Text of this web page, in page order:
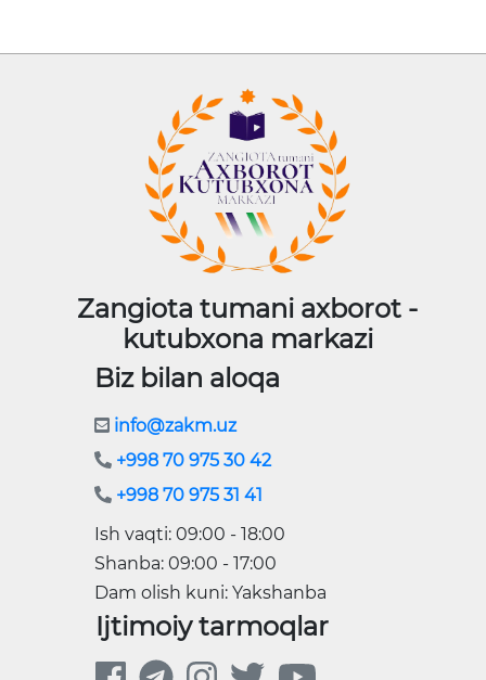
Zangiota tumani axborot -
kutubxona markazi
Biz bilan aloqa
info@zakm.uz
+998 70 975 30 42
+998 70 975 31 41
Ish vaqti: 09:00 - 18:00
Shanba: 09:00 - 17:00
Dam olish kuni: Yakshanba
Ijtimoiy tarmoqlar